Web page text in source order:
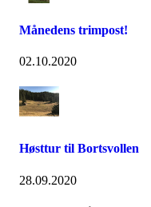
Månedens trimpost!
02.10.2020
Høsttur til Bortsvollen
28.09.2020